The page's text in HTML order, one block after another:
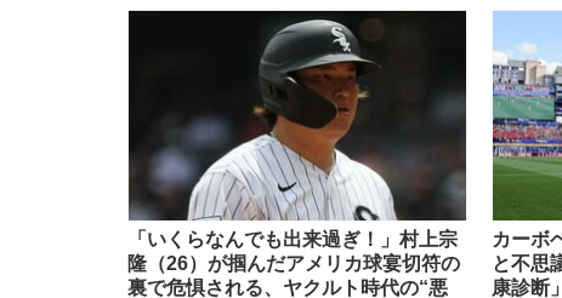
「いくらなんでも出来過ぎ！」村上宗
隆（26）が掴んだアメリカ球宴切符の
裏で危惧される、ヤクルト時代の“悪
カーボ
と不思
康診断」